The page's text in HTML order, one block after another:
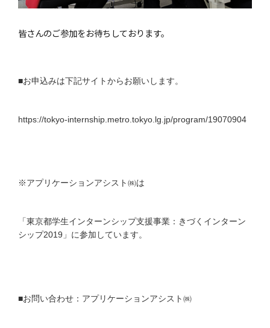
皆さんのご参加をお待ちしております。
■お申込みは下記サイトからお願いします。
https://tokyo-internship.metro.tokyo.lg.jp/program/19070904
※アプリケーションアシスト㈱は
「東京都学生インターンシップ支援事業：きづくインターン
シップ2019」に参加しています。
■お問い合わせ：アプリケーションアシスト㈱